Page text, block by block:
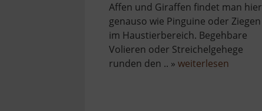
Affen und Giraffen findet man hier
genauso wie Pinguine oder Ziegen
im Haustierbereich. Begehbare
Volieren oder Streichelgehege
runden den .. » weiterlesen